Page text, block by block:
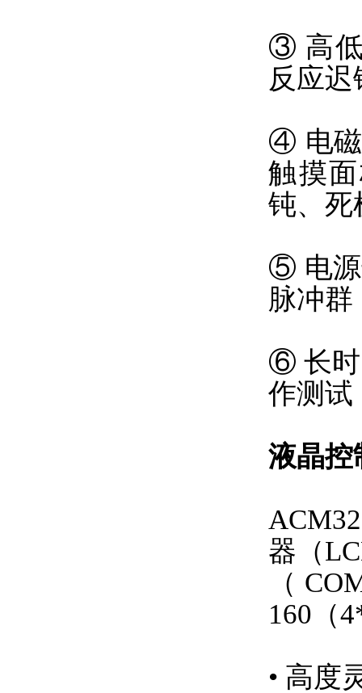
③ 高
反应
④ 电磁
触摸
钝、死
⑤ 电源
脉冲
⑥ 长时
作测试
液晶控
器（
（
160（
• 高度